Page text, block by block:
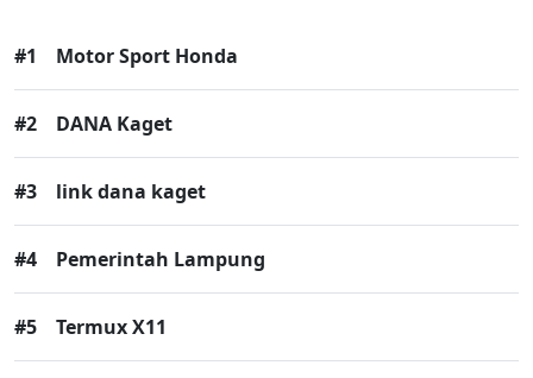
#1 Motor Sport Honda
#2 DANA Kaget
#3 link dana kaget
#4 Pemerintah Lampung
#5 Termux X11